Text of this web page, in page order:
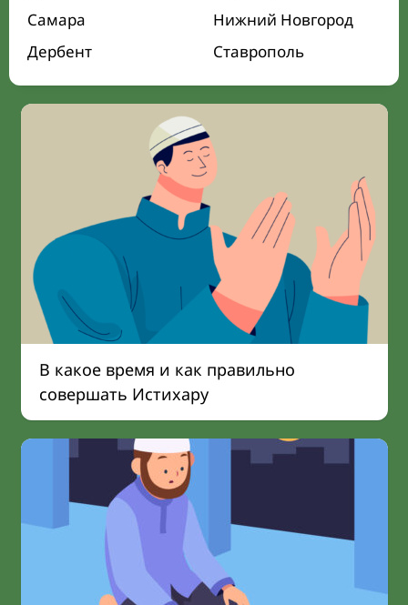
Самара
Нижний Новгород
Дербент
Ставрополь
В какое время и как правильно
совершать Истихару